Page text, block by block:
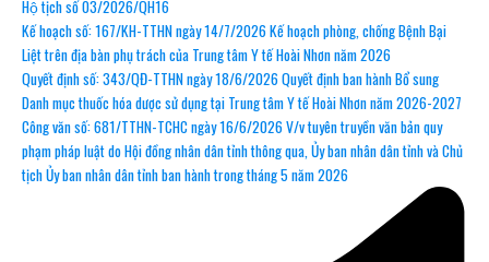
Hộ tịch số 03/2026/QH16
Kế hoạch số: 167/KH-TTHN ngày 14/7/2026 Kế hoạch phòng, chống Bệnh Bại
Liệt trên địa bàn phụ trách của Trung tâm Y tế Hoài Nhơn năm 2026
Quyết định số: 343/QĐ-TTHN ngày 18/6/2026 Quyết định ban hành Bổ sung
Danh mục thuốc hóa dược sử dụng tại Trung tâm Y tế Hoài Nhơn năm 2026-2027
Công văn số: 681/TTHN-TCHC ngày 16/6/2026 V/v tuyên truyền văn bản quy
phạm pháp luật do Hội đồng nhân dân tỉnh thông qua, Ủy ban nhân dân tỉnh và Chủ
tịch Ủy ban nhân dân tỉnh ban hành trong tháng 5 năm 2026